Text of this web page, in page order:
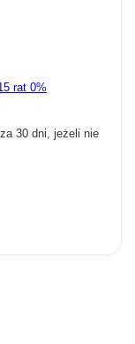
30 dni, jeżeli nie